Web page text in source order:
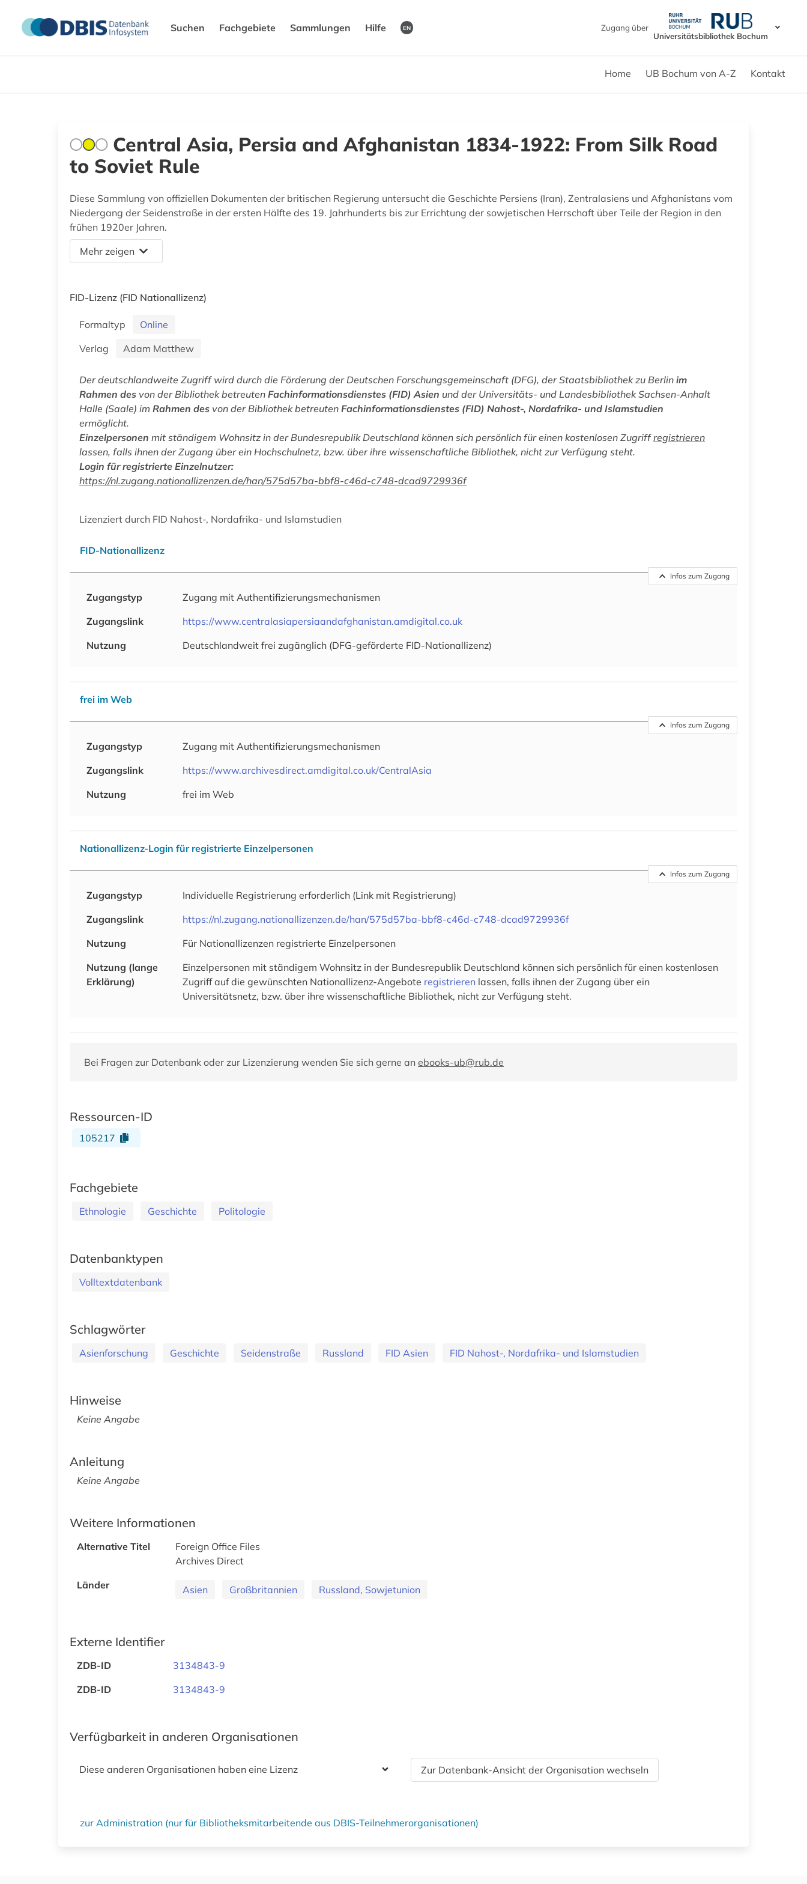
Suchen Fachgebiete Sammlungen Hilfe EN
Zugang über
Universitätsbibliothek Bochum
Home UB Bochum von A-Z Kontakt
Central Asia, Persia and Afghanistan 1834-1922: From Silk Road
to Soviet Rule
Diese Sammlung von offiziellen Dokumenten der britischen Regierung untersucht die Geschichte Persiens (Iran), Zentralasiens und Afghanistans vom
Niedergang der Seidenstraße in der ersten Hälfte des 19. Jahrhunderts bis zur Errichtung der sowjetischen Herrschaft über Teile der Region in den
frühen 1920er Jahren.
Mehr zeigen
FID-Lizenz (FID Nationallizenz)
Formaltyp
Online
Verlag
Adam Matthew
Der deutschlandweite Zugriff wird durch die Förderung der Deutschen Forschungsgemeinschaft (DFG), der Staatsbibliothek zu Berlin im
Rahmen des von der Bibliothek betreuten Fachinformationsdienstes (FID) Asien und der Universitäts- und Landesbibliothek Sachsen-Anhalt
Halle (Saale) im Rahmen des von der Bibliothek betreuten Fachinformationsdienstes (FID) Nahost-, Nordafrika- und Islamstudien
ermöglicht.
Einzelpersonen mit ständigem Wohnsitz in der Bundesrepublik Deutschland können sich persönlich für einen kostenlosen Zugriffregistrieren
lassen, falls ihnen der Zugang über ein Hochschulnetz, bzw. über ihre wissenschaftliche Bibliothek, nicht zur Verfügung steht.
Login für registrierte Einzelnutzer:
https://nl.zugang.nationallizenzen.de/han/575d57ba-bbf8-c46d-c748-dcad9729936f
Lizenziert durch FID Nahost-, Nordafrika- und Islamstudien
FID-Nationallizenz
Infos zum Zugang
Zugangstyp
Zugang mit Authentifizierungsmechanismen
Zugangslink
https://www.centralasiapersiaandafghanistan.amdigital.co.uk
Nutzung
Deutschlandweit frei zugänglich (DFG-geförderte FID-Nationallizenz)
frei im Web
Infos zum Zugang
Zugangstyp
Zugang mit Authentifizierungsmechanismen
Zugangslink
https://www.archivesdirect.amdigital.co.uk/CentralAsia
Nutzung
frei im Web
Nationallizenz-Login für registrierte Einzelpersonen
Infos zum Zugang
Zugangstyp Individuelle Registrierung erforderlich (Link mit Registrierung)
Zugangslink
https://nl.zugang.nationallizenzen.de/han/575d57ba-bbf8-c46d-c748-dcad9729936f
Nutzung
Für Nationallizenzen registrierte Einzelpersonen
Nutzung (lange
Erklärung)
Einzelpersonen mit ständigem Wohnsitz in der Bundesrepublik Deutschland können sich persönlich für einen kostenlosen
Zugriff auf die gewünschten Nationallizenz-Angebote registrieren lassen, falls ihnen der Zugang über ein
Universitätsnetz, bzw. über ihre wissenschaftliche Bibliothek, nicht zur Verfügung steht.
Bei Fragen zur Datenbank oder zur Lizenzierung wenden Sie sich gerne an ebooks-ub@rub.de
Ressourcen-ID
105217
Fachgebiete
Ethnologie Geschichte Politologie
Datenbanktypen
Volltextdatenbank
Schlagwörter
Asienforschung Geschichte Seidenstraße Russland FID Asien FID Nahost-, Nordafrika- und Islamstudien
Hinweise
Keine Angabe
Anleitung
Keine Angabe
Weitere Informationen
Alternative Titel
Foreign Office Files
Archives Direct
Länder
Asien Großbritannien Russland, Sowjetunion
Externe Identifier
ZDB-ID
3134843-9
ZDB-ID
3134843-9
Verfügbarkeit in anderen Organisationen
Diese anderen Organisationen haben eine Lizenz Zur Datenbank-Ansicht der Organisation wechseln
zur Administration (nur für Bibliotheksmitarbeitende aus DBIS-Teilnehmerorganisationen)